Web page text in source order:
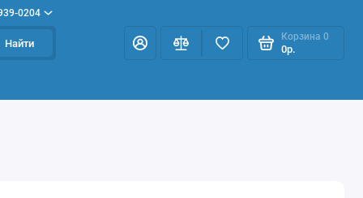
0204
Найти
Корзина 0
0р.